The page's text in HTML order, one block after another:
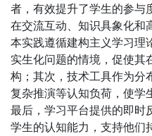
者，有效提升了学生的参与
在交流互动、知识具象化和
本实践遵循建构主义学习理
实生化问题的情境，促使其
构；其次，技术工具作为分
复杂推演等认知负荷，使学
最后，学习平台提供的即时
学生的认知能力，支持他们